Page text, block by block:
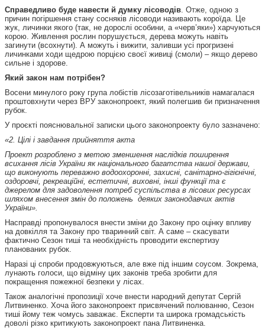
Справедливо буде навести й думку лісоводів. Отже, одною з
причин погіршення стану сосняків лісоводи називають короїда. Це
жук, личинки якого (так, не дорослі особини, а «черв’яки») харчуються
корою. Живлення рослин порушується, дерева можуть навіть
загинути (всохнути). А можуть і вижити, заливши усі прогризені
личинками ходи щедрою порцією своєї живиці (смоли) – якщо дерево
сильне і здорове.
Який закон нам потрібен?
Восени минулого року група лобістів лісозаготівельників намагалася
проштовхнути через ВРУ законопроект, який полегшив би призначення
рубок.
У проєкті пояснювальної записки цього законопроекту було зазначено:
«2. Цілі і завдання прийняття акта
Проект розроблено з метою зменшення наслідків поширення
всихання лісів України як національного багатства нашої держави,
що виконують переважно водоохоронні, захисні, санітарно-гігієнічні,
оздоровчі, рекреаційні, естетичні, виховні, інші функції та є
джерелом для задоволення потреб суспільства в лісових ресурсах
шляхом внесення змін до положень деяких законодавчих актів
України».
Насправді пропонувалося внести зміни до Закону про оцінку впливу
на довкілля та Закону про тваринний світ. А саме – скасувати
фактично Сезон тиші та необхідність проводити експертизу
планованих рубок.
Наразі ці спроби продовжуються, але вже під іншим соусом. Зокрема,
лунають голоси, що відміну цих законів треба зробити для
покращення пожежної безпеки у лісах.
Також аналогічні пропозиції хоче внести народний депутат Сергій
Литвиненко. Хоча його законопроект присвячений полюванню, Сезон
тиші йому теж чомусь заважає. Експерти та широка громадськість
доволі різко критикують законопроект пана Литвиненка.